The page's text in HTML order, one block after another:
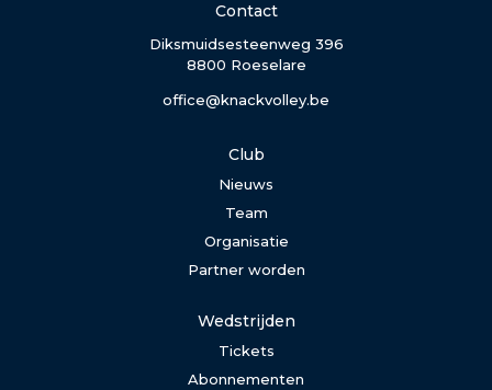
Contact
Diksmuidsesteenweg 396
8800 Roeselare
office@knackvolley.be
Club
Nieuws
Team
Organisatie
Partner worden
Wedstrijden
Tickets
Abonnementen